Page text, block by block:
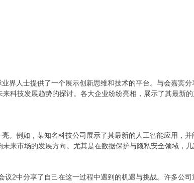
界人士提供了一个展示创新思维和技术的平台。与会嘉宾
科技发展趋势的探讨。各大企业纷纷亮相，展示了其最新
。例如，某知名科技公司展示了其最新的人工智能应用，
来市场的发展方向。尤其是在数据保护与隐私安全领域，
2中分享了自己在这一过程中遇到的机遇与挑战。许多公